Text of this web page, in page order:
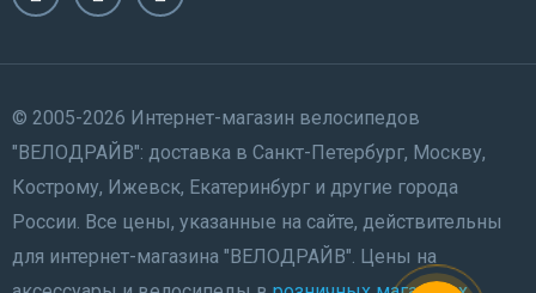
© 2005-2026 Интернет-магазин велосипедов
"ВЕЛОДРАЙВ": доставка в Санкт-Петербург, Москву,
Кострому, Ижевск, Екатеринбург и другие города
России. Все цены, указанные на сайте, действительны
для интернет-магазина "ВЕЛОДРАЙВ". Цены на